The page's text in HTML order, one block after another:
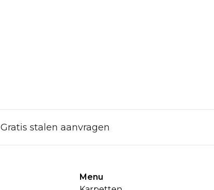
Gratis stalen aanvragen
Menu